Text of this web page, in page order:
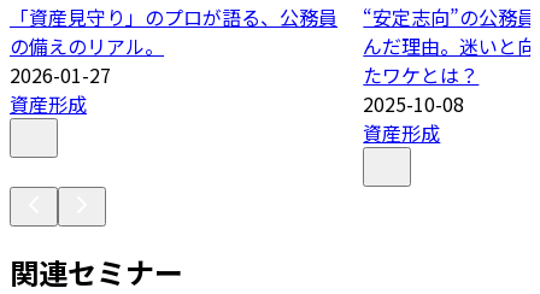
「資産見守り」のプロが語る、公務員
の備えのリアル。
2026-01-27
資産形成
“安定志向”の公務
んだ理由。迷いと
たワケとは？
2025-10-08
資産形成
関連セミナー